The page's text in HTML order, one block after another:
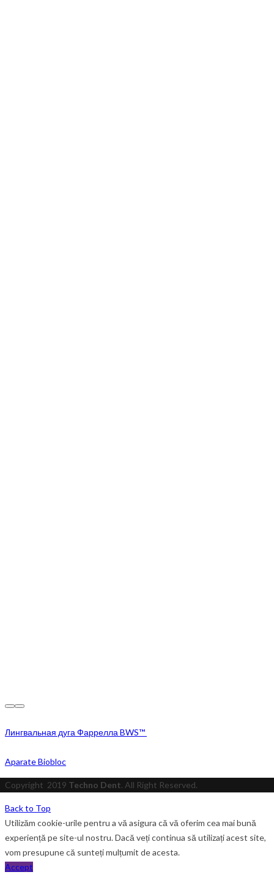
Лингвальная дуга Фаррелла BWS™
Aparate Biobloc
Copyright 2019 Techno Dent. All Right Reserved.
Back to Top
Utilizăm cookie-urile pentru a vă asigura că vă oferim cea mai bună
experiență pe site-ul nostru. Dacă veți continua să utilizați acest site,
vom presupune că sunteți mulțumit de acesta.
Accept